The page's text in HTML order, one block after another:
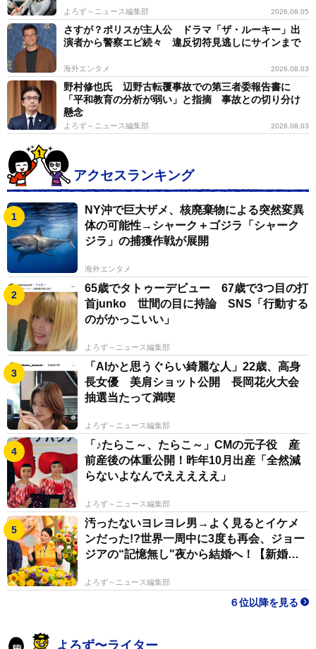
よろず～ニュース編集部 2026.08.05
さすが？ポリスが主人公 ドラマ「ザ・ルーキー」出
演者から警察エピ続々 違反切符見逃しにサインまで
海外エンタメ 2026.08.03
野村修也氏 辺野古転覆事故での第三者委報告書に
「平和教育の分析が弱い」と指摘 事故との切り分け
懸念
よろず～ニュース編集部 2026.08.03
アクセスランキング
NY沖で巨大ザメ、核廃棄物による突然変異
体の可能性→シャーク＋ゴジラ「シャーク
ジラ」の捕獲作戦が展開
海外エンタメ
65歳でタトゥーデビュー 67歳で3つ目の打
首junko 世間の目に持論 SNS「行動する
のがかっこいい」
よろず～ニュース編集部
「AIかと思うぐらい綺麗な人」22歳、高身
長女優 美肩ショット公開 長岡花火大会
抽選当たって満喫
よろず～ニュース編集部
「♪たらこ～、たらこ～」CMの元子役 産
前産後の体重公開！昨年10月出産「全然減
らないよなんでえええええ」
よろず～ニュース編集部
汚ったないヨレヨレ男→よく見るとイケメ
ンだった!?世界一周中に3度も再会、ジョー
ジアの“記憶無し"夜から結婚へ！【新婚さ
よろず～ニュース編集部
６位以降を見る
よろず〜ライター